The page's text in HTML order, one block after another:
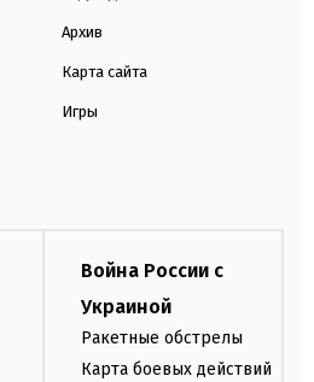
Архив
Карта сайта
Игры
Война России с
Украиной
Ракетные обстрелы
Карта боевых действий